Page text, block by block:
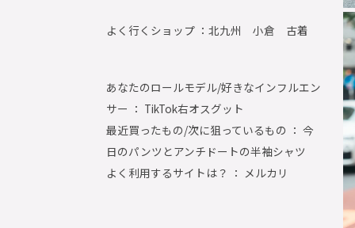
よく行くショップ ：北九州 小倉 古着
あなたのロールモデル/好きなインフルエン
サー ： TikTok右オスグット
最近買ったもの/次に狙っているもの ： 今
日のパンツとアンチドートの半袖シャツ
よく利用するサイトは？ ： メルカリ